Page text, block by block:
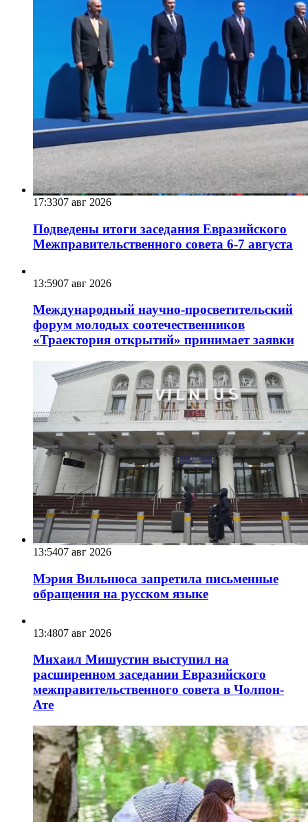
17:3307 авг 2026
Подведены итоги заседания Евразийского
Межправительственного совета 6-7 августа
13:5907 авг 2026
Международный научно-просветительский
форум молодых соотечественников
«Траектория открытий» принимает заявки
13:5407 авг 2026
Мэрия Вильнюса запретила письменные
обращения на русском языке
13:4807 авг 2026
Михаил Мишустин выступил на
расширенном заседании Евразийского
межправительственного совета в Чолпон-
Ате